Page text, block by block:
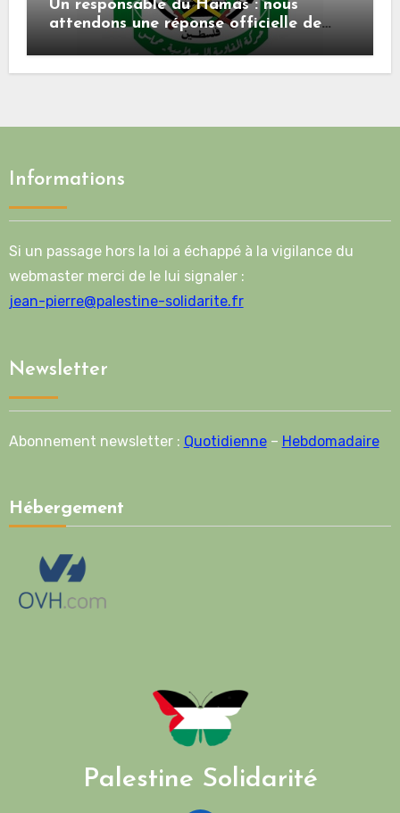
Un responsable du Hamas : nous
attendons une réponse officielle de
Mladenov concernant la feuille de
route de la deuxième phase de l’accord
Informations
Si un passage hors la loi a échappé à la vigilance du
webmaster merci de le lui signaler :
jean-pierre@palestine-solidarite.fr
Newsletter
Abonnement newsletter : Quotidienne– Hebdomadaire
Hébergement
Palestine Solidarité